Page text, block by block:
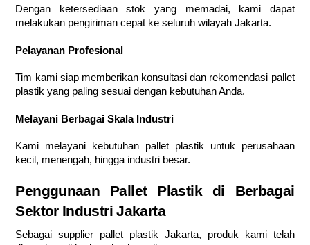
Dengan ketersediaan stok yang memadai, kami dapat
melakukan pengiriman cepat ke seluruh wilayah Jakarta.
Pelayanan Profesional
Tim kami siap memberikan konsultasi dan rekomendasi pallet
plastik yang paling sesuai dengan kebutuhan Anda.
Melayani Berbagai Skala Industri
Kami melayani kebutuhan pallet plastik untuk perusahaan
kecil, menengah, hingga industri besar.
Penggunaan Pallet Plastik di Berbagai
Sektor Industri Jakarta
Sebagai supplier pallet plastik Jakarta, produk kami telah